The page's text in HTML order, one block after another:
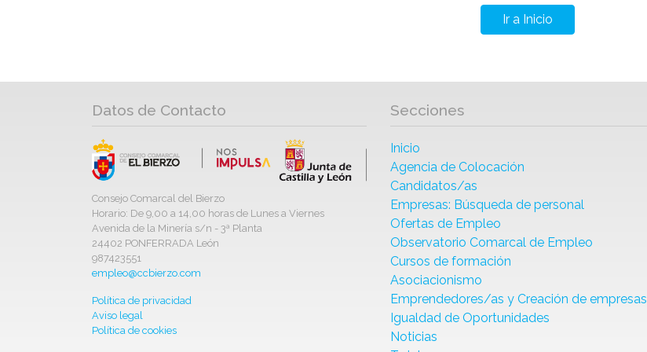
Ir a Inicio
Datos de Contacto
Consejo Comarcal del Bierzo
Horario: De 9,00 a 14,00 horas de Lunes a Viernes
Avenida de la Minería s/n - 3ª Planta
24402 PONFERRADA León
987423551
empleo@ccbierzo.com
Política de privacidad
Aviso legal
Política de cookies
Secciones
Inicio
Agencia de Colocación
Candidatos/as
Empresas: Búsqueda de personal
Ofertas de Empleo
Observatorio Comarcal de Empleo
Cursos de formación
Asociacionismo
Emprendedores/as y Creación de empresas
Igualdad de Oportunidades
Noticias